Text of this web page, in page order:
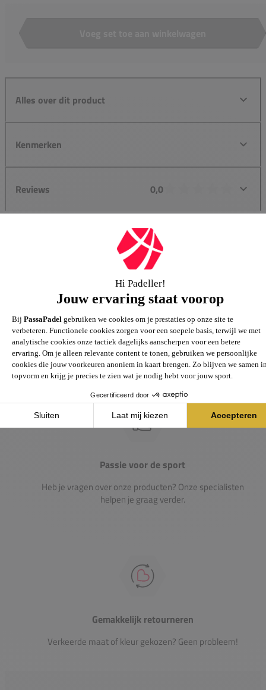
Alles over dit product
Kenmerken
Reviews 0,0
Groot assortiment
Gigantisch assortiment met meer dan 21.000+
artikelen
Passie voor de sport
Heb je vragen over onze producten? Onze specialisten
helpen je graag verder.
Gemakkelijk retourneren
Verkeerde maat of kleur gekozen? Geen probleem!